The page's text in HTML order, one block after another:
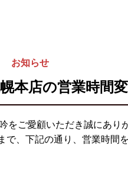
お知らせ
本店の営業時間
をご愛顧いただき誠にあ
で、下記の通り、営業時間